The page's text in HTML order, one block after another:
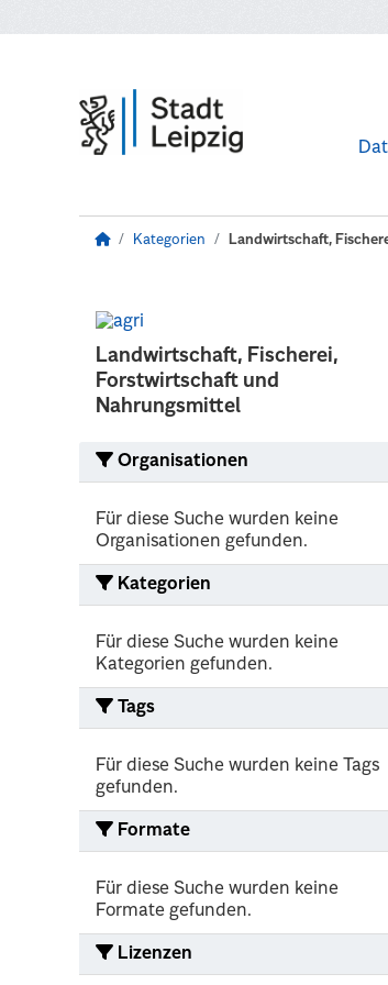
Kategorien Landwirtschaft,
Landwirtschaft, Fischerei,
Forstwirtschaft und
Nahrungsmittel
Organisationen
Für diese Suche wurden keine
Organisationen gefunden.
Kategorien
Für diese Suche wurden keine
Kategorien gefunden.
Tags
Für diese Suche wurden keine Tags
gefunden.
Formate
Für diese Suche wurden keine
Formate gefunden.
Lizenzen